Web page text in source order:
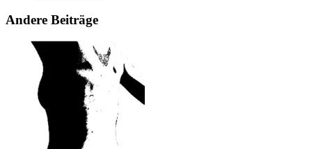
Andere Beiträge